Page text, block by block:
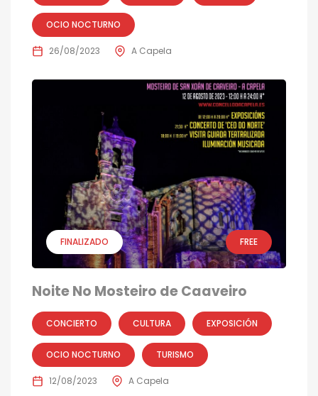
OCIO NOCTURNO
26/08/2023 A Capela
FINALIZADO FREE
Noite No Mosteiro de Caaveiro
CONCIERTO CULTURA EXPOSICIÓN
OCIO NOCTURNO TURISMO
12/08/2023 A Capela